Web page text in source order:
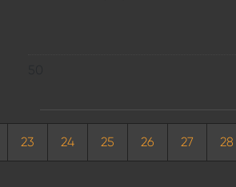
23 24 25 26 27 28